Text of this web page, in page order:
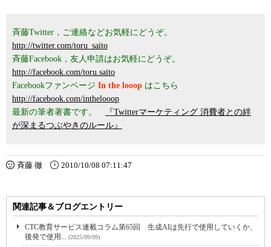
斉藤Twitter，ご連絡などお気軽にどうぞ。
http://twitter.com/toru_saito
斉藤Facebook，友人申請はお気軽にどうぞ。
http://facebook.com/toru.saito
Facebookファンページ In the looop はこちら
http://facebook.com/inthelooop
最新の筆者著書です。
『Twitterマーケティング 消費者との絆
が深まるつぶやきのルール』
斉藤 徹 2010/10/08 07:11:47
関連記事＆ブログエントリー
CTC教育サービス連載コラム第65回 生成AIは先行で使用していくか、
後発で使用...
(2025/09/09)